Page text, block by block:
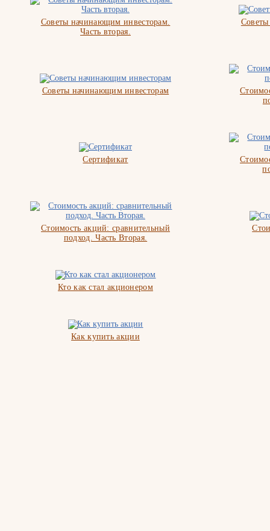
Советы начинающим инвесторам.
Часть вторая.
Советы начинающим инвесторам
Сертификат
Стоимость акций: сравнительный
подход. Часть Вторая.
Кто как стал акционером
Как купить акции